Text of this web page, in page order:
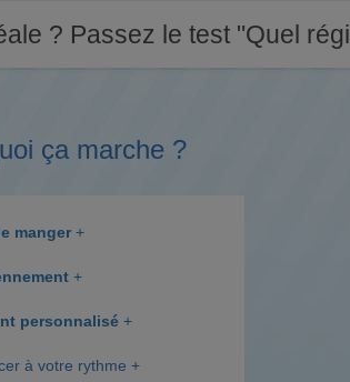
? Passez le test "Quel
ça marche ?
manger +
+
personnalisé +
à votre rythme +